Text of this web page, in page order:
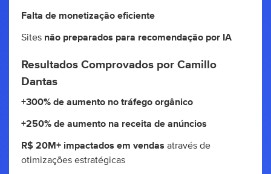
Falta de monetização eficiente
Sites não preparados para recomendação por IA
Resultados Comprovados por Camillo
Dantas
+300% de aumento no tráfego orgânico
+250% de aumento na receita de anúncios
R$ 20M+ impactados em vendas através de
otimizações estratégicas